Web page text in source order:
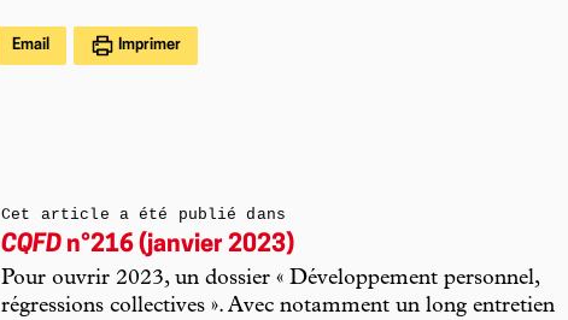
Email Imprimer
Cet article a été publié dans
CQFD n°216 (janvier 2023)
Pour ouvrir 2023, un dossier « Développement personnel,
régressions collectives ». Avec notamment un long entretien